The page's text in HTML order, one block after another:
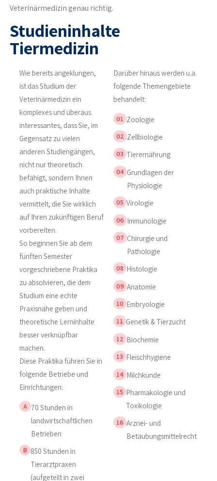
Veterinärmedizin genau richtig.
Studieninhalte
Tiermedizin
Wie bereits angeklungen,
ist das Studium der
Veterinärmedizin ein
komplexes und überaus
interessantes, dass Sie, im
Gegensatz zu vielen
anderen Studiengängen,
nicht nur theoretisch
befähigt, sondern Ihnen
auch praktische Inhalte
vermittelt, die Sie wirklich
auf Ihren zukünftigen Beruf
vorbereiten.
So beginnen Sie ab dem
fünften Semester
vorgeschriebene Praktika
zu absolvieren, die dem
Studium eine echte
Praxisnähe geben und
theoretische Lerninhalte
besser verknüpfbar
machen.
Diese Praktika führen Sie in
folgende Betriebe und
Einrichtungen:
A 70 Stunden in
landwirtschaftlichen
Betrieben
B 850 Stunden in
Tierarztpraxen
(aufgeteilt in zwei
Darüber hinaus werden u.a.
folgende Themengebiete
behandelt:
01 Zoologie
02 Zellbiologie
03 Tierernährung
04 Grundlagen der
Physiologie
05 Virologie
06 Immunologie
07 Chirurgie und
Pathologie
08 Histologie
09 Anatomie
10 Embryologie
11 Genetik & Tierzucht
12 Biochemie
13 Fleischhygiene
14 Milchkunde
15 Pharmakologie und
Toxikologie
16 Arznei- und
Betäubungsmittelrecht